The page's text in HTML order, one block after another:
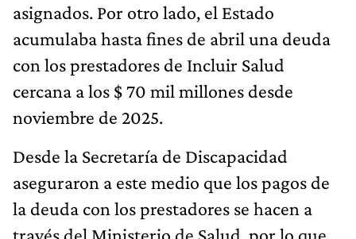
asignados. Por otro lado, el Estado
acumulaba hasta fines de abril una deuda
con los prestadores de Incluir Salud
cercana a los $ 70 mil millones desde
noviembre de 2025.
Desde la Secretaría de Discapacidad
aseguraron a este medio que los pagos de
la deuda con los prestadores se hacen a
través del Ministerio de Salud, por lo que